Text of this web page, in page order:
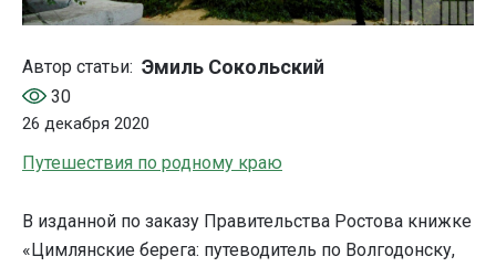
Автор статьи: Эмиль Сокольский
30
26 декабря 2020
Путешествия по родному краю
В изданной по заказу Правительства Ростова книжке
«Цимлянские берега: путеводитель по Волгодонску,